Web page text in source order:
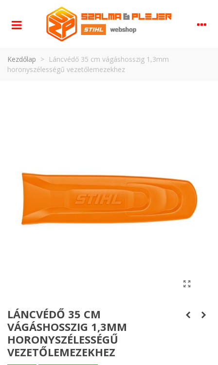
Kezdőlap >
Láncvédő 35 cm vágáshosszig 1,3mm
horonyszélességű vezetőlemezekhez
LÁNCVÉDŐ 35 CM
VÁGÁSHOSSZIG 1,3MM
HORONYSZÉLESSÉGŰ
VEZETŐLEMEZEKHEZ